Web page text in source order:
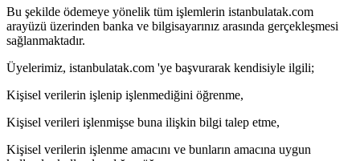
Bu şekilde ödemeye yönelik tüm işlemlerin istanbulatak.com
arayüzü üzerinden banka ve bilgisayarınız arasında gerçekleşmesi
sağlanmaktadır.
Üyelerimiz, istanbulatak.com 'ye başvurarak kendisiyle ilgili;
Kişisel verilerin işlenip işlenmediğini öğrenme,
Kişisel verileri işlenmişse buna ilişkin bilgi talep etme,
Kişisel verilerin işlenme amacını ve bunların amacına uygun